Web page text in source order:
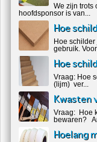
We zijn trots
hoofdsponsor is van...
Hoe
Hoe
gebruik.
Hoe
Vraag: Hoe
(lijm) ver...
Kwasten
Vraag: Hoe
bewaren?
Hoelang